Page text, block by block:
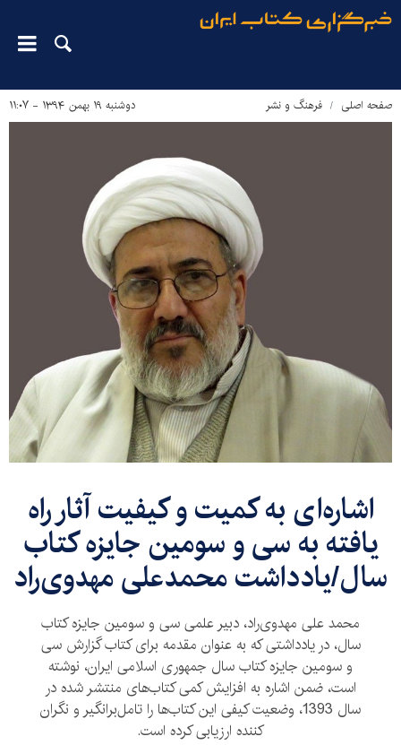
صفحه اصلی فرهنگ و نشر دوشنبه ۱۹ بهمن ۱۳۹۴ - ۱۱:۰۷
اشاره‌ای به کمیت و کیفیت آثار راه
یافته به سی و سومین جایزه کتاب
سال/یادداشت محمدعلی مهدوی‌راد
محمد علی مهدوی‌راد، دبیر علمی سی و سومین جایزه کتاب
سال، در یادداشتی که به عنوان مقدمه برای کتاب گزارش سی
و سومین جایزه کتاب سال جمهوری اسلامی ایران، نوشته
است، ضمن اشاره به افزایش کمی کتاب‌های منتشر شده در
سال 1393، وضعیت کیفی این کتاب‌ها را تامل‌برانگیر و نگران
کننده ارزیابی کرده است.